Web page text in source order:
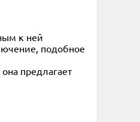
к ней
подобное
предлагает